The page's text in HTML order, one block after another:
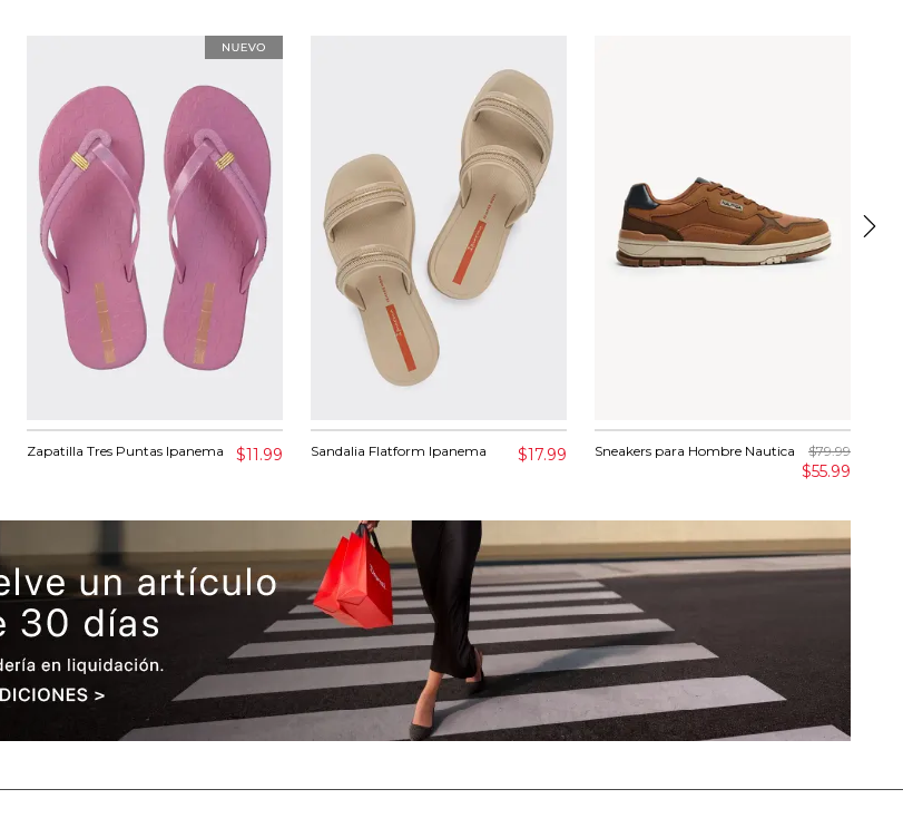
Zapatilla Tres Puntas Ipanema $11.99 Sandalia Flatform Ipanema $17.99 Sneakers para Hombre Nautica $79.99
$55.99